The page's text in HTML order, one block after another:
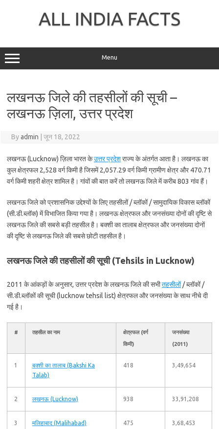
ALL INDIA FACTS
Menu
लखनऊ जिले की तहसीलों की सूची –
लखनऊ ज़िला, उत्तर प्रदेश
Byadmin जून 18, 2022
लखनऊ (Lucknow) ज़िला भारत केउत्तर प्रदेशराज्य के अंतर्गत आता है। लखनऊ का
कुल क्षेत्रफल 2,528 वर्ग किमी है जिसमें 2,057.29 वर्ग किमी ग्रामीण क्षेत्र और 470.71
वर्ग किमी शहरी क्षेत्र शामिल है। गांवों की बात करें तो लखनऊ जिले में करीब 803 गांव हैं।
लखनऊ जिले को प्रशासनिक उद्देश्यों के लिए तहसीलों / ब्लॉकों / सामुदायिक विकास ब्लॉकों
(सी.डी.ब्लॉक) में विभाजित किया गया है। लखनऊ क्षेत्रफल और जनसंख्या दोनों की दृष्टि से
लखनऊ जिले की सबसे बड़ी तहसील है। बक्शी का तालाब क्षेत्रफल और जनसंख्या दोनों
की दृष्टि से लखनऊ जिले की सबसे छोटी तहसील है।
लखनऊ जिले की तहसीलों की सूची (Tehsils in Lucknow)
2011 के आंकड़ों के अनुसार, उत्तर प्रदेश के लखनऊ जिले की सभीतहसीलों/ ब्लॉकों /
सी.डी.ब्लॉकों की सूची (lucknow tehsil list) क्षेत्रफल और जनसंख्या के साथ नीचे दी
गई है।
# तहसील का नाम
क्षेत्रफल (वर्ग
किमी)
जनसंख्या
(2011)
1
बक्शी का तालाब (Bakshi Ka
Talab)
418 3,49,654
2 लखनऊ (Lucknow) 938 33,91,208
3 मलिहाबाद (Malihabad) 475 3,68,453